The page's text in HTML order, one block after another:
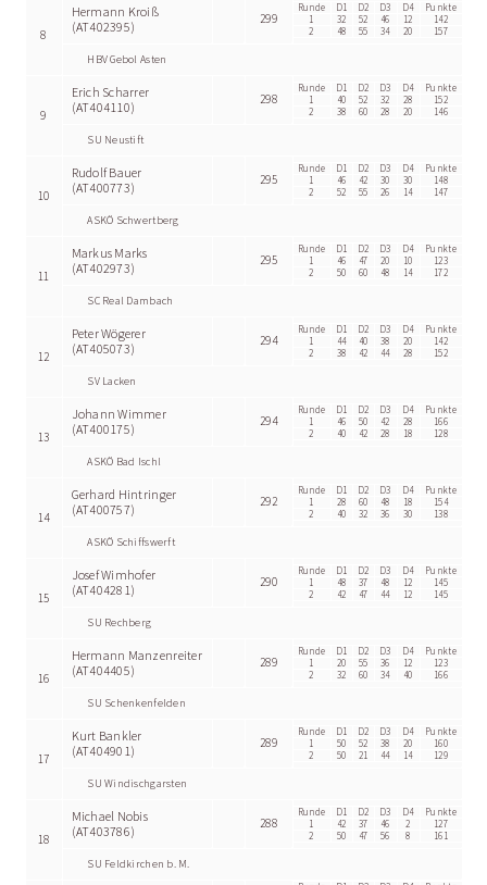
8
Hermann Kroiß
(AT402395)
299
Runde D1 D2 D3 D4
Punkte
1
32 52 46 12
142
2
48 55 34 20 157
HBV Gebol Asten
9
Erich Scharrer
(AT404110)
298
Runde D1 D2 D3 D4
Punkte
1
40 52 32 28
152
2
38 60 28 20 146
SU Neustift
10
Rudolf Bauer
(AT400773)
295
Runde D1 D2 D3 D4
Punkte
1
46 42 30 30
148
2
52 55 26 14 147
ASKÖ Schwertberg
11
Markus Marks
(AT402973)
295
Runde D1 D2 D3 D4
Punkte
1
46 47 20 10
123
2
50 60 48 14 172
SC Real Dambach
12
Peter Wögerer
(AT405073)
294
Runde D1 D2 D3 D4
Punkte
1
44 40 38 20
142
2
38 42 44 28 152
SV Lacken
13
Johann Wimmer
(AT400175)
294
Runde D1 D2 D3 D4
Punkte
1
46 50 42 28
166
2
40 42 28 18 128
ASKÖ Bad Ischl
14
Gerhard Hintringer
(AT400757)
292
Runde D1 D2 D3 D4
Punkte
1
28 60 48 18
154
2
40 32 36 30 138
ASKÖ Schiffswerft
15
Josef Wimhofer
(AT404281)
290
Runde D1 D2 D3 D4
Punkte
1
48 37 48 12
145
2
42 47 44 12 145
SU Rechberg
16
Hermann Manzenreiter
(AT404405)
289
Runde D1 D2 D3 D4
Punkte
1
20 55 36 12
123
2
32 60 34 40 166
SU Schenkenfelden
17
Kurt Bankler
(AT404901)
289
Runde D1 D2 D3 D4
Punkte
1
50 52 38 20
160
2
50 21 44 14 129
SU Windischgarsten
18
Michael Nobis
(AT403786)
288
Runde D1 D2 D3 D4
Punkte
1
42 37 46 2
127
2
50 47 56 8 161
SU Feldkirchen b. M.